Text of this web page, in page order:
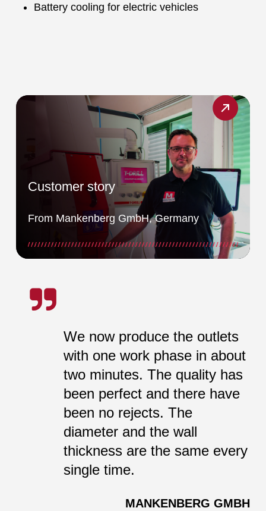
Close
Battery cooling for electric vehicles
Customer story
From Mankenberg GmbH, Germany
We now produce the outlets
with one work phase in about
two minutes. The quality has
been perfect and there have
been no rejects. The
diameter and the wall
thickness are the same every
single time.
MANKENBERG GMBH